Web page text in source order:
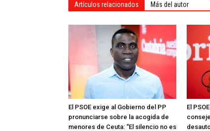
Artículos relacionados Más del autor
El PSOE exige al Gobierno del PP
pronunciarse sobre la acogida de
menores de Ceuta: “El silencio no es
El